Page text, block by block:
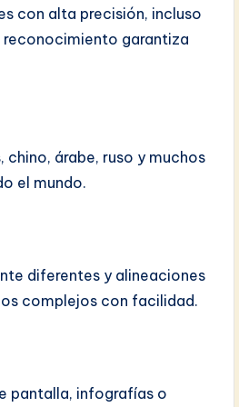
con alta precisión, incluso
reconocimiento garantiza
árabe, ruso y muchos
el mundo.
diferentes y alineaciones
complejos con facilidad.
pantalla, infografías o